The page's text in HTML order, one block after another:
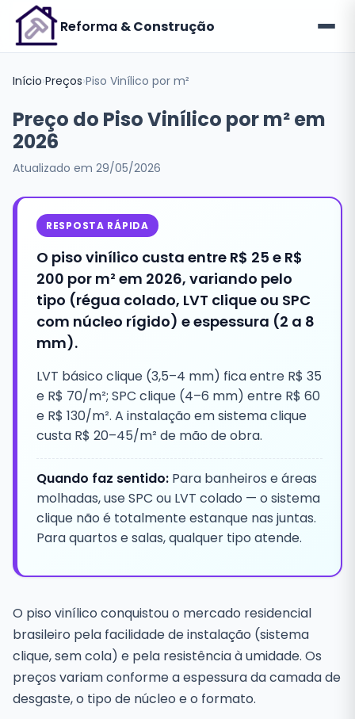
Reforma & Construção
Início›Preços›Piso Vinílico por m²
Preço do Piso Vinílico por m² em
2026
Atualizado em 29/05/2026
RESPOSTA RÁPIDA
O piso vinílico custa entre R$ 25 e R$
200 por m² em 2026, variando pelo
tipo (régua colado, LVT clique ou SPC
com núcleo rígido) e espessura (2 a 8
mm).
LVT básico clique (3,5–4 mm) fica entre R$ 35
e R$ 70/m²; SPC clique (4–6 mm) entre R$ 60
e R$ 130/m². A instalação em sistema clique
custa R$ 20–45/m² de mão de obra.
Quando faz sentido: Para banheiros e áreas
molhadas, use SPC ou LVT colado — o sistema
clique não é totalmente estanque nas juntas.
Para quartos e salas, qualquer tipo atende.
O piso vinílico conquistou o mercado residencial
brasileiro pela facilidade de instalação (sistema
clique, sem cola) e pela resistência à umidade. Os
preços variam conforme a espessura da camada de
desgaste, o tipo de núcleo e o formato.